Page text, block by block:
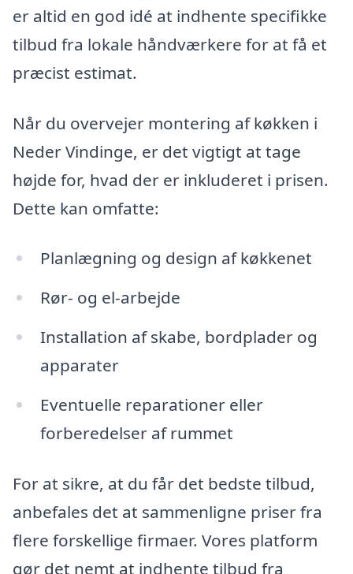
er altid en god idé at indhente specifikke
tilbud fra lokale håndværkere for at få et
præcist estimat.
Når du overvejer montering af køkken i
Neder Vindinge, er det vigtigt at tage
højde for, hvad der er inkluderet i prisen.
Dette kan omfatte:
Planlægning og design af køkkenet
Rør- og el-arbejde
Installation af skabe, bordplader og
apparater
Eventuelle reparationer eller
forberedelser af rummet
For at sikre, at du får det bedste tilbud,
anbefales det at sammenligne priser fra
flere forskellige firmaer. Vores platform
gør det nemt at indhente tilbud fra